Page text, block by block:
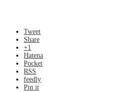
Tweet
Share
+1
Hatena
Pocket
RSS
feedly
Pin it